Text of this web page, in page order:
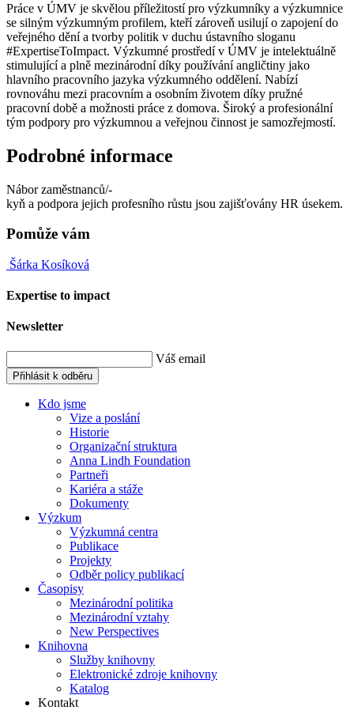
Práce v ÚMV je skvělou příležitostí pro výzkumníky a výzkumnice
se silným výzkumným profilem, kteří zároveň usilují o zapojení do
veřejného dění a tvorby politik v duchu ústavního sloganu
#ExpertiseToImpact. Výzkumné prostředí v ÚMV je intelektuálně
stimulující a plně mezinárodní díky používání angličtiny jako
hlavního pracovního jazyka výzkumného oddělení. Nabízí
rovnováhu mezi pracovním a osobním životem díky pružné
pracovní době a možnosti práce z domova. Široký a profesionální
tým podpory pro výzkumnou a veřejnou činnost je samozřejmostí.
Podrobné informace
Nábor zaměstnanců/-
kyň a podpora jejich profesního růstu jsou zajišťovány HR úsekem.
Pomůže vám
Šárka Kosíková
Expertise to impact
Newsletter
Váš email
Přihlásit k odběru
Kdo jsme
Vize a poslání
Historie
Organizační struktura
Anna Lindh Foundation
Partneři
Kariéra a stáže
Dokumenty
Výzkum
Výzkumná centra
Publikace
Projekty
Odběr policy publikací
Časopisy
Mezinárodní politika
Mezinárodní vztahy
New Perspectives
Knihovna
Služby knihovny
Elektronické zdroje knihovny
Katalog
Kontakt